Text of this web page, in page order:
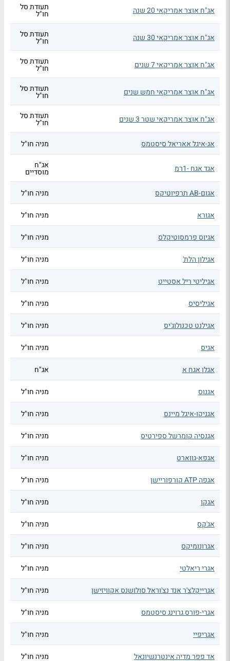
אג"ח אוצר אמריקאי 20 שנה תעודת סל
חו"ל
אג"ח אוצר אמריקאי 30 שנה תעודת סל
חו"ל
אג"ח אוצר אמריקאי 7 שנים תעודת סל
חו"ל
אג"ח אוצר אמריקאי חמש שנים תעודת סל
חו"ל
אג"ח אוצר אמריקאי שטר 3 שנים תעודת סל
חו"ל
אג-איגל אאריאל סיסטמס
מניה חו"ל
אגד אגח -1רמ אג"ח
מוסדיים
אגום-AB תרפיוטיקס
מניה חו"ל
אגורא מניה חו"ל
אגיוס פרמסוטיקלס מניה חו"ל
אגילון הלת' מניה חו"ל
אגיליטי ריל אסטייט מניה חו"ל
אגיליסיס מניה חו"ל
אגילנט טכנולוג'יס מניה חו"ל
אגיס מניה חו"ל
אגלן אגח א אג"ח
אגנוס מניה חו"ל
אגניקו-איגל מיינס מניה חו"ל
אגנסיה קומרשל ספירטיס מניה חו"ל
אגפא-גווארט מניה חו"ל
אגפה ATP קורפוריישן מניה חו"ל
אגקו מניה חו"ל
אג'קס מניה חו"ל
אגרונומיקס מניה חו"ל
אגרי ריאלטי מניה חו"ל
אגרייקלצ'ר אנד נצ'וראל סולושנס אקוויזישן מניה חו"ל
אגרי-פורס גרוינג סיסטמס מניה חו"ל
אגריפיי מניה חו"ל
אד פפר מדיה אינטרנשיונאל מניה חו"ל